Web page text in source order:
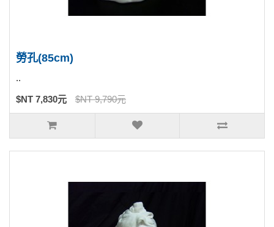
勞孔(85cm)
..
$NT 7,830元 $NT 9,790元